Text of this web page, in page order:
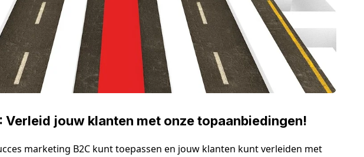
Verleid jouw klanten met onze topaanbiedingen!
marketing B2C kunt toepassen en jouw klanten kunt verleiden met